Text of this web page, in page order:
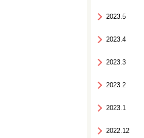
2023.5
2023.4
2023.3
2023.2
2023.1
2022.12